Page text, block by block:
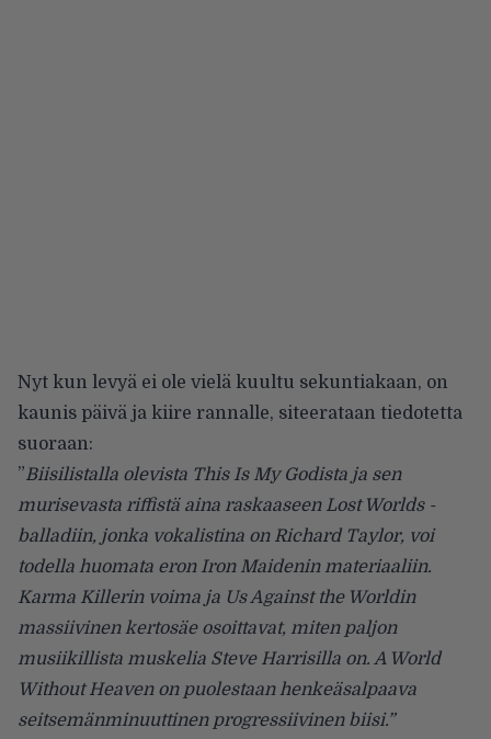
Nyt kun levyä ei ole vielä kuultu sekuntiakaan, on
kaunis päivä ja kiire rannalle, siteerataan tiedotetta
suoraan:
”Biisilistalla olevista This Is My Godista ja sen
murisevasta riffistä aina raskaaseen Lost Worlds -
balladiin, jonka vokalistina on Richard Taylor, voi
todella huomata eron Iron Maidenin materiaaliin.
Karma Killerin voima ja Us Against the Worldin
massiivinen kertosäe osoittavat, miten paljon
musiikillista muskelia Steve Harrisilla on. A World
Without Heaven on puolestaan henkeäsalpaava
seitsemänminuuttinen progressiivinen biisi.”